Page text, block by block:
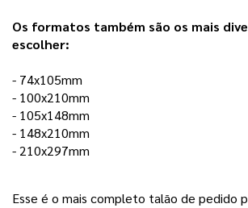
Os formatos também são os mais
escolher:
- 74x105mm
- 100x210mm
- 105x148mm
- 148x210mm
- 210x297mm
Esse é o mais completo talão de pedido